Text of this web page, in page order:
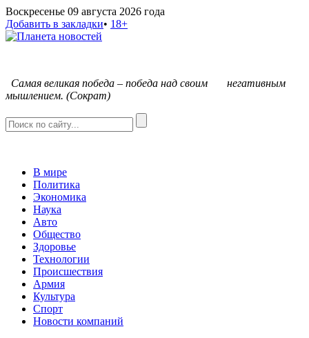
Воскресенье 09 августа 2026 года
Добавить в закладки• 18+
Самая великая победа – победа над своим негативным
мышлением. (Сократ)
В мире
Политика
Экономика
Наука
Авто
Общество
Здоровье
Технологии
Происшествия
Армия
Культура
Спорт
Новости компаний